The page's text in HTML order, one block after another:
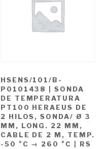
HSENS/101/B-
P0101438 | SONDA
DE TEMPERATURA
PT100 HERAEUS DE
2 HILOS, SONDA/ Ø 3
MM, LONG. 22 MM,
CABLE DE 2 M, TEMP.
-50 °C → 260 °C | RS